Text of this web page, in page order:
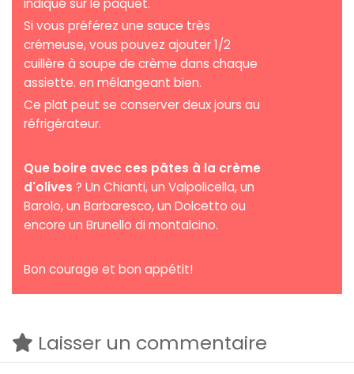
indiqué sur le paquet.
Si vous préférez une sauce très
crémeuse, vous pouvez ajouter 1/2
cuillère à soupe de crème dans chaque
assiette. en mélangeant bien.
Ce plat peut se conserver deux jours au
réfrigérateur.
Que boire avec ces pâtes à la crème
d'olives ? Un Chianti, un Valpolicella, un
Barolo, un Barbaresco, un Dolcetto ou
encore un Brunello di montalcino.
Bon courage et bon appétit!
Laisser un commentaire